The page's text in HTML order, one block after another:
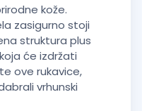
kože.
zasigurno stoji
struktura plus
će izdržati
ove rukavice,
vrhunski